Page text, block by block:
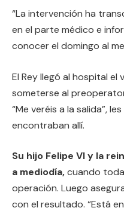
“La intervención ha
en el parte médico e
conocer el domingo al
El Rey llegó al hospital
someterse al
“Me veréis a la salida”,
encontraban allí.
Su hijo Felipe VI y la
a mediodía,cuando
operación. Luego
con el resultado. “Está